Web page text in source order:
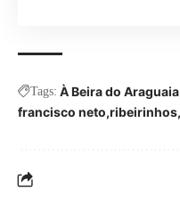
Tags: À Beira do Araguaia
francisco neto ribeirinhos